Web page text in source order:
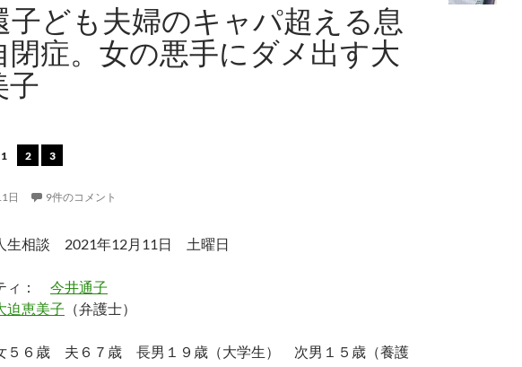
子ども夫婦のキャパ超える息
閉症。女の悪手にダメ出す大
子
1 2 3
日 9件のコメント
生相談 2021年12月11日 土曜日
ィ： 今井通子
迫恵美子 （弁護士）
６歳 夫６７歳 長男１９歳（大学生） 次男１５歳（養護